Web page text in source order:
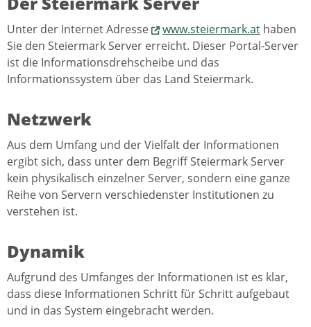
Unter der Internet Adresse www.steiermark.at haben
Sie den Steiermark Server erreicht. Dieser Portal-Server
ist die Informationsdrehscheibe und das
Informationssystem über das Land Steiermark.
Netzwerk
Aus dem Umfang und der Vielfalt der Informationen
ergibt sich, dass unter dem Begriff Steiermark Server
kein physikalisch einzelner Server, sondern eine ganze
Reihe von Servern verschiedenster Institutionen zu
verstehen ist.
Dynamik
Aufgrund des Umfanges der Informationen ist es klar,
dass diese Informationen Schritt für Schritt aufgebaut
und in das System eingebracht werden.